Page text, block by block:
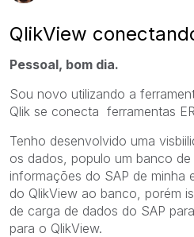
QlikView
Pessoal, bom dia.
Sou novo utilizando a
Qlik se conecta ferramentas
Tenho desenvolvido uma
os dados, populo um banco
informações do SAP de minha
do QlikView ao banco, porém
de carga de dados do SAP
para o QlikView.